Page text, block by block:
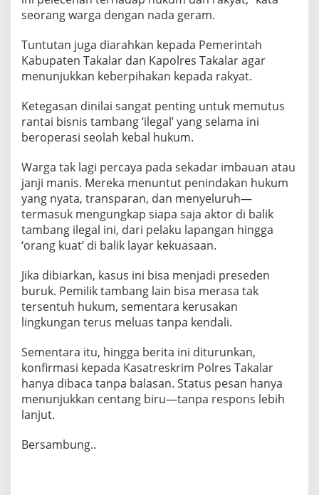
seorang warga dengan nada geram.
Tuntutan juga diarahkan kepada Pemerintah
Kabupaten Takalar dan Kapolres Takalar agar
menunjukkan keberpihakan kepada rakyat.
Ketegasan dinilai sangat penting untuk memutus
rantai bisnis tambang ‘ilegal’ yang selama ini
beroperasi seolah kebal hukum.
Warga tak lagi percaya pada sekadar imbauan atau
janji manis. Mereka menuntut penindakan hukum
yang nyata, transparan, dan menyeluruh—
termasuk mengungkap siapa saja aktor di balik
tambang ilegal ini, dari pelaku lapangan hingga
‘orang kuat’ di balik layar kekuasaan.
Jika dibiarkan, kasus ini bisa menjadi preseden
buruk. Pemilik tambang lain bisa merasa tak
tersentuh hukum, sementara kerusakan
lingkungan terus meluas tanpa kendali.
Sementara itu, hingga berita ini diturunkan,
konfirmasi kepada Kasatreskrim Polres Takalar
hanya dibaca tanpa balasan. Status pesan hanya
menunjukkan centang biru—tanpa respons lebih
lanjut.
Bersambung..